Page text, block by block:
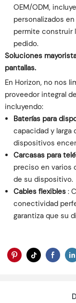
OEM/ODM,
personalizados
permite construir
pedido.
Soluciones
pantallas.
En Horizon, no nos
proveedor integral
incluyendo:
Baterías para
capacidad y larga
dispositivos
Carcasas para
preciso en varios
de su dispositivo.
Cables flexibles :
conectividad
garantiza que su